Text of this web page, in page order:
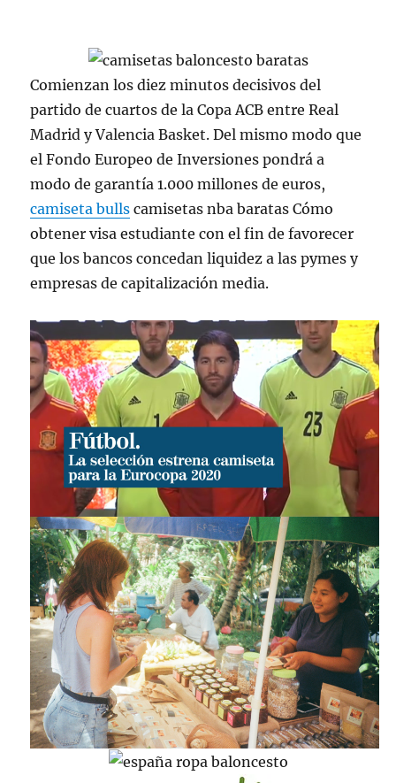
Comienzan los diez minutos decisivos del
partido de cuartos de la Copa ACB entre Real
Madrid y Valencia Basket. Del mismo modo que
el Fondo Europeo de Inversiones pondrá a
modo de garantía 1.000 millones de euros,
camiseta bulls camisetas nba baratas Cómo
obtener visa estudiante con el fin de favorecer
que los bancos concedan liquidez a las pymes y
empresas de capitalización media.